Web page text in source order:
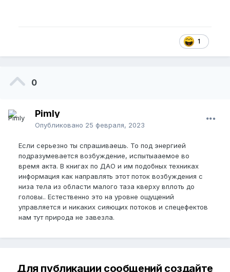
1
0
Pimly
Опубликовано 25 февраля, 2023
Если серьезно ты спрашиваешь. То под энергией
подразумевается возбуждение, испытыааемое во
время акта. В книгах по ДАО и им подобных техниках
информация как направлять этот поток возбуждения с
низа тела из области малого таза кверху вплоть до
головы.. Естественно это на уровне ощущений
управляется и никаких сияющих потоков и спецефектов
нам тут природа не завезла.
Для публикации сообщений создайте